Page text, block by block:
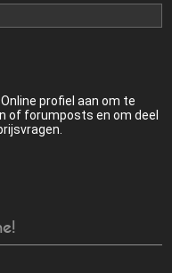
profiel aan om te
of forumposts en om deel